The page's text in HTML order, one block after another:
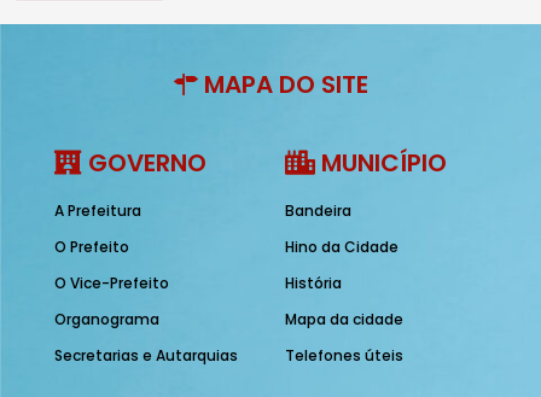
MAPA DO SITE
GOVERNO
A Prefeitura
O Prefeito
O Vice-Prefeito
Organograma
Secretarias e Autarquias
MUNICÍPIO
Bandeira
Hino da Cidade
História
Mapa da cidade
Telefones úteis